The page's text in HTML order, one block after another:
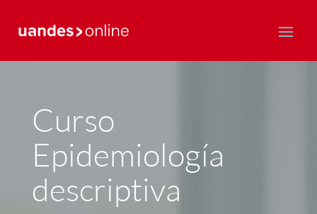
Postgrado y Educación Continua
Curso
Epidemiología
descriptiva